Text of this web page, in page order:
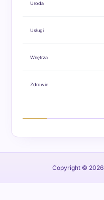
Uroda
Usługi
Wnętrza
Zdrowie
Copyright © 2026